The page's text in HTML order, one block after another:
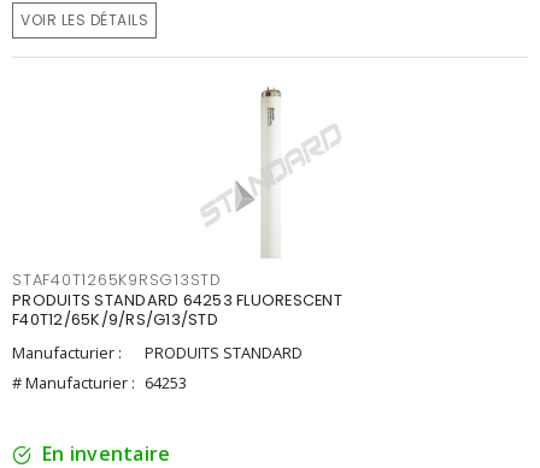
VOIR LES DÉTAILS
STAF40T1265K9RSG13STD
PRODUITS STANDARD 64253 FLUORESCENT
F40T12/65K/9/RS/G13/STD
Manufacturier :
PRODUITS STANDARD
# Manufacturier : 64253
En inventaire